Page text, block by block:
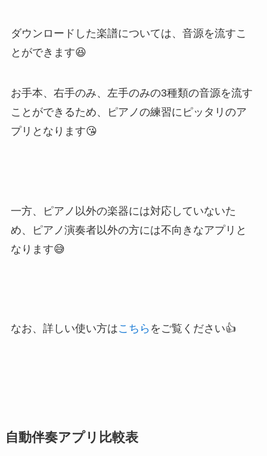
ダウンロードした楽譜については、音源を流すこ
とができます😆
お手本、右手のみ、左手のみの3種類の音源を流す
ことができるため、ピアノの練習にピッタリのア
プリとなります😘
一方、ピアノ以外の楽器には対応していないた
め、ピアノ演奏者以外の方には不向きなアプリと
なります😅
なお、詳しい使い方はこちら をご覧ください👍
自動伴奏アプリ比較表